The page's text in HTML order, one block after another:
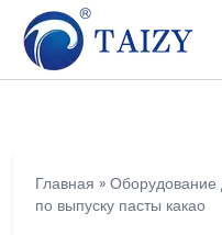
Главная » Оборудование
по выпуску пасты какао